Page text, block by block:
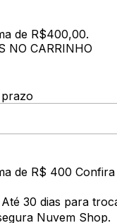
de R$400,00.
NO CARRINHO
de R$ 400
Até 30 dias para
Nuvem Shop.